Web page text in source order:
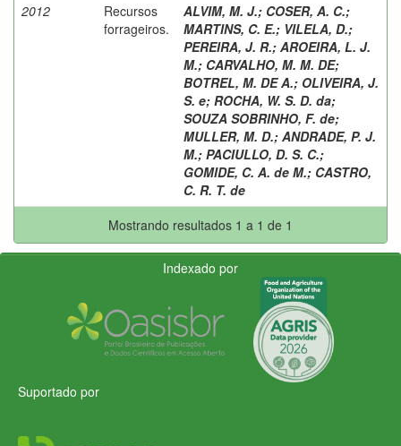
2012
Recursos
forrageiros.
ALVIM, M. J.; COSER, A. C.;
MARTINS, C. E.; VILELA, D.;
PEREIRA, J. R.; AROEIRA, L. J.
M.; CARVALHO, M. M. DE;
BOTREL, M. DE A.; OLIVEIRA, J.
S. e; ROCHA, W. S. D. da;
SOUZA SOBRINHO, F. de;
MULLER, M. D.; ANDRADE, P. J.
M.; PACIULLO, D. S. C.;
GOMIDE, C. A. de M.; CASTRO,
C. R. T. de
Mostrando resultados 1 a 1 de 1
Indexado por
Suportado por